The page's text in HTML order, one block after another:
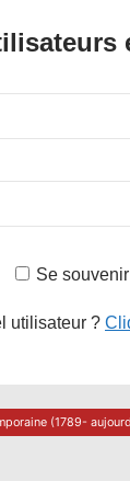
Se
utilisateur ?
(1789-